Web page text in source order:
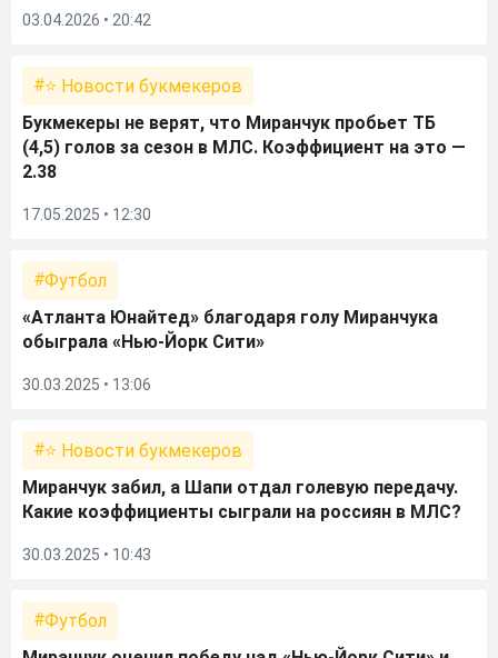
03.04.2026 • 20:42
⭐ Новости букмекеров
Букмекеры не верят, что Миранчук пробьет ТБ
(4,5) голов за сезон в МЛС. Коэффициент на это —
2.38
17.05.2025 • 12:30
Футбол
«Атланта Юнайтед» благодаря голу Миранчука
обыграла «Нью-Йорк Сити»
30.03.2025 • 13:06
⭐ Новости букмекеров
Миранчук забил, а Шапи отдал голевую передачу.
Какие коэффициенты сыграли на россиян в МЛС?
30.03.2025 • 10:43
Футбол